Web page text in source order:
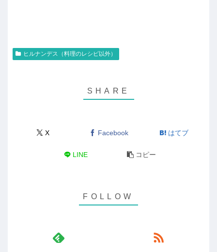
ヒルナンデス（料理のレシピ以外）
X Facebook はてブ
LINE コピー